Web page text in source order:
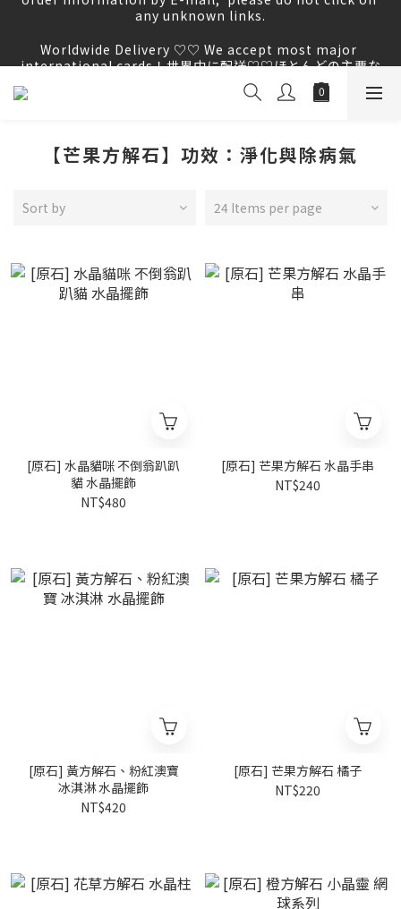
Worldwide Delivery ♡♡ We accept most major
国際カードがご利用いただけます！
international cards！世界中に配送♡♡ほとんどの主要な
国際カードがご利用いただけます！
【芒果方解石】功效：淨化與除病氣
Sort by 24 Items per page
[原石] 水晶貓咪 不倒翁趴趴
貓 水晶擺飾
NT$480
[原石] 芒果方解石 水晶手串
NT$240
[原石] 黃方解石、粉紅澳寶
冰淇淋 水晶擺飾
NT$420
[原石] 芒果方解石 橘子
NT$220